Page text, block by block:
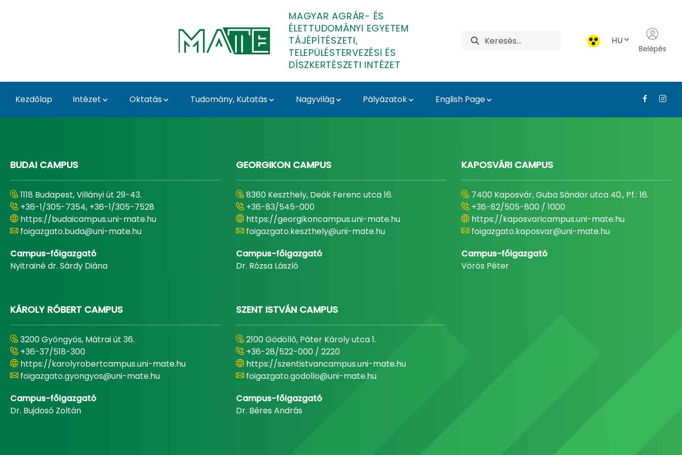
MAGYAR AGRÁR- ÉS
ÉLETTUDOMÁNYI EGYETEM
TÁJÉPÍTÉSZETI,
TELEPÜLÉSTERVEZÉSI ÉS
DÍSZKERTÉSZETI INTÉZET
HU
Belépés
Kezdőlap Intézet Oktatás Tudomány, Kutatás Nagyvilág Pályázatok English Page
BUDAI CAMPUS
1118 Budapest, Villányi út 29-43.
+36-1/305-7354, +36-1/305-7528
https://budaicampus.uni-mate.hu
foigazgato.buda@uni-mate.hu
Campus-főigazgató
Nyitrainé dr. Sárdy Diána
GEORGIKON CAMPUS
8360 Keszthely, Deák Ferenc utca 16.
+36-83/545-000
https://georgikoncampus.uni-mate.hu
foigazgato.keszthely@uni-mate.hu
Campus-főigazgató
Dr. Rózsa László
KAPOSVÁRI CAMPUS
7400 Kaposvár, Guba Sándor utca 40., Pf.: 16.
+36-82/505-800 / 1000
https://kaposvaricampus.uni-mate.hu
foigazgato.kaposvar@uni-mate.hu
Campus-főigazgató
Vörös Péter
KÁROLY RÓBERT CAMPUS
3200 Gyöngyös, Mátrai út 36.
+36-37/518-300
https://karolyrobertcampus.uni-mate.hu
foigazgato.gyongyos@uni-mate.hu
Campus-főigazgató
Dr. Bujdosó Zoltán
SZENT ISTVÁN CAMPUS
2100 Gödöllő, Páter Károly utca 1.
+36-28/522-000 / 2220
https://szentistvancampus.uni-mate.hu
foigazgato.godollo@uni-mate.hu
Campus-főigazgató
Dr. Béres András